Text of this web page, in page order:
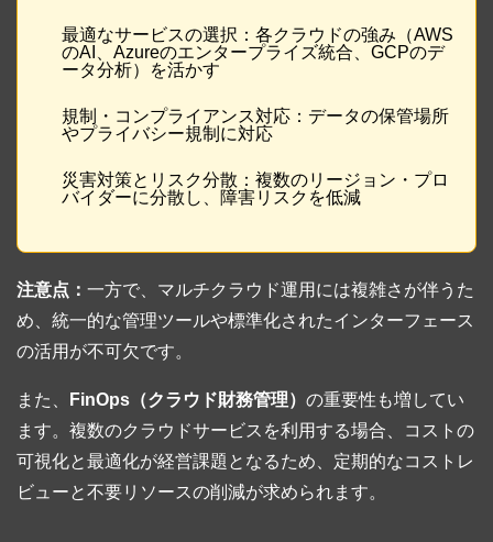
最適なサービスの選択：各クラウドの強み（AWS
のAI、Azureのエンタープライズ統合、GCPのデ
ータ分析）を活かす
規制・コンプライアンス対応：データの保管場所
やプライバシー規制に対応
災害対策とリスク分散：複数のリージョン・プロ
バイダーに分散し、障害リスクを低減
注意点： 一方で、マルチクラウド運用には複雑さが伴うた
め、統一的な管理ツールや標準化されたインターフェース
の活用が不可欠です。
また、 FinOps（クラウド財務管理） の重要性も増してい
ます。複数のクラウドサービスを利用する場合、コストの
可視化と最適化が経営課題となるため、定期的なコストレ
ビューと不要リソースの削減が求められます。